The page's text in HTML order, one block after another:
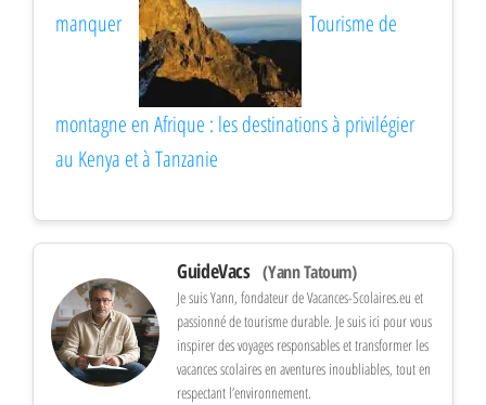
manquer Tourisme de
montagne en Afrique : les destinations à privilégier
au Kenya et à Tanzanie
GuideVacs (Yann Tatoum)
Je suis Yann, fondateur de Vacances-Scolaires.eu et
passionné de tourisme durable. Je suis ici pour vous
inspirer des voyages responsables et transformer les
vacances scolaires en aventures inoubliables, tout en
respectant l’environnement.